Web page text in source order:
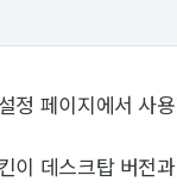
정 페이지에서 사
이 데스크탑 버전